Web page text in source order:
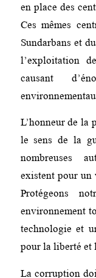
en place des
Ces mêmes
Sundarbans et
l’exploitation
causant
L’honneur de la
le sens de la
nombreuses
existent pour un
Protégeons
environnement
technologie et
pour la liberté et
La corruption